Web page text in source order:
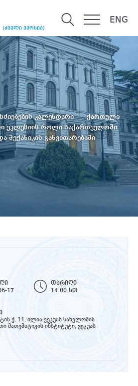
(ძველი ვერსია)
ENG
კალენდარი
ქართული
ეკლესიის როლი საქართველოში
მექანიკის განვითარებაში
17
თარიღი
14:00 სთ
ქ. 11, ილია ვეკუას სახელობის
მათემატიკის ინსტიტუტი, ვეკუას